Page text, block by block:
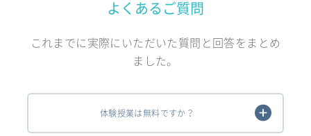
よくあるご質問
これまでに実際にいただいた質問と回答をまとめ
ました。
体験授業は無料ですか？